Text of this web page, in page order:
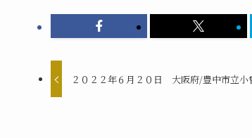
２０２２年６月２０日 大阪府/豊中市立小